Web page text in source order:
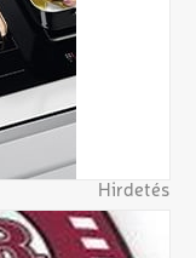
Hirdetés